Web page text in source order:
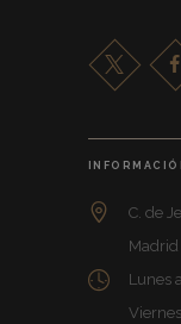
C. de
Madrid
Lunes